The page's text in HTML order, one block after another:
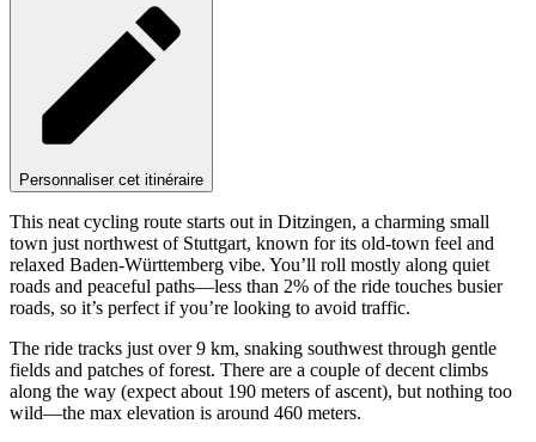
Personnaliser cet itinéraire
This neat cycling route starts out in Ditzingen, a charming small
town just northwest of Stuttgart, known for its old-town feel and
relaxed Baden-Württemberg vibe. You’ll roll mostly along quiet
roads and peaceful paths—less than 2% of the ride touches busier
roads, so it’s perfect if you’re looking to avoid traffic.
The ride tracks just over 9 km, snaking southwest through gentle
fields and patches of forest. There are a couple of decent climbs
along the way (expect about 190 meters of ascent), but nothing too
wild—the max elevation is around 460 meters.